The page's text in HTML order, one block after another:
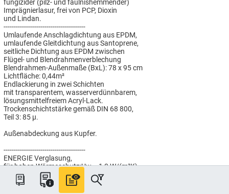
fungizider (pilz- und fäulnishemmender)
Imprägnierlasur, frei von PCP, Dioxin
und Lindan.
----------------------------------------
Umlaufende Anschlagdichtung aus EPDM,
umlaufende Gleitdichtung aus Santoprene,
seitliche Dichtung aus EPDM zwischen
Flügel- und Blendrahmenverblechung
Blendrahmen-Außenmaße (BxL): 78 x 95 cm
Lichtfläche: 0,44m²
Endlackierung in zwei Schichten
mit transparentem, wasserverdünnbarem,
lösungsmittelfreiem Acryl-Lack.
Trockenschichtstärke gemäß DIN 68 800,
Teil 3: 85 µ.
Außenabdeckung aus Kupfer.
----------------------------------------
ENERGIE Verglasung,
für hohen Wärmeschutz:Uw = 1,0 W/(m²K),
Gesamtenergiedurchlasswert g = 0,46.
Erhöhter Schallschutz: